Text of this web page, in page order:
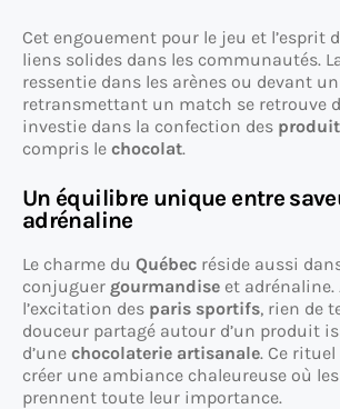
Cet engouement pour le jeu et l’esprit
liens solides dans les communautés.
ressentie dans les arènes ou devant
retransmettant un match se retrouve
investie dans la confection des
compris le chocolat.
Un équilibre unique entre
adrénaline
Le charme du Québec réside aussi
conjuguer gourmandise et adrénaline.
l’excitation des paris sportifs, rien de
douceur partagé autour d’un produit
d’une chocolaterie artisanale. Ce
créer une ambiance chaleureuse où
prennent toute leur importance.